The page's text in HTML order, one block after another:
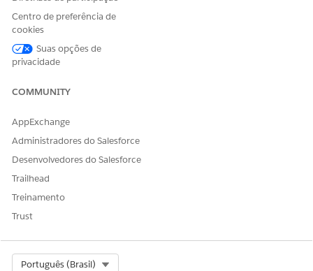
Centro de preferência de
cookies
Suas opções de
privacidade
COMMUNITY
AppExchange
Administradores do Salesforce
Desenvolvedores do Salesforce
Trailhead
Treinamento
Trust
Português (Brasil)